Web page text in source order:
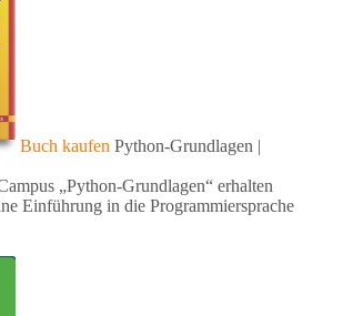
Buch kaufen Python-Grundlagen |
„Python-Grundlagen“ erhalten
Einführung in die Programmiersprache